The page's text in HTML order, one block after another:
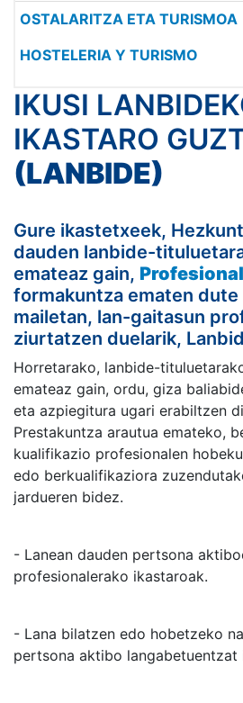
OSTALARITZA ETA TURISMOA
HOSTELERIA Y TURISMO
IKUSI
IKASTARO
(LANBIDE)
Gure ikastetxeek,
dauden lanbide-
emateaz gain,
formakuntza ematen dute
mailetan, lan-gaitasun
ziurtatzen duelarik,
Horretarako, lanbide-
emateaz gain, ordu, giza
eta azpiegitura ugari erabiltzen
Prestakuntza arautua emateko,
kualifikazio profesionalen
edo berkualifikaziora
jardueren bidez.
- Lanean dauden pertsona
profesionalerako ikastaroak.
- Lana bilatzen edo hobetzeko
pertsona aktibo langabetuentzat